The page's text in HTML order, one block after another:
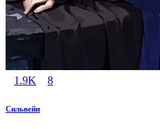
1.9K 8
Сильвейн